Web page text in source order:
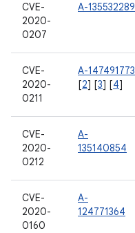
CVE-
2020-
0207
A-135532289
CVE-
2020-
0211
A-147491773
[2] [3] [4]
CVE-
2020-
0212
A-
135140854
CVE-
2020-
0160
A-
124771364